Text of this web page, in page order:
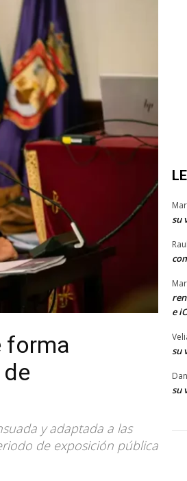
forma
y adaptada a las
de exposición pública
su
e
su
su